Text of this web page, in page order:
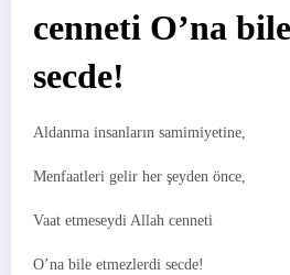
cenneti O’na
secde!
Aldanma insanların samimiyetine,
Menfaatleri gelir her şeyden önce,
Vaat etmeseydi Allah cenneti
O’na bile etmezlerdi secde!